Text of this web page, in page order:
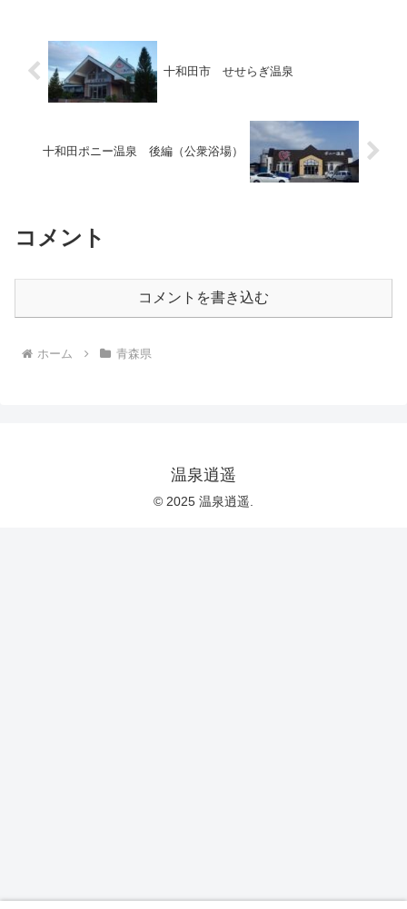
十和田市 せせらぎ温泉
十和田ポニー温泉 後編（公衆浴場）
コメント
コメントを書き込む
ホーム 青森県
温泉逍遥
© 2025 温泉逍遥.